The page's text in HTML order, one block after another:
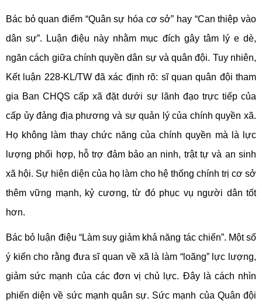
Bác bỏ quan điểm “Quân sự hóa cơ sở” hay “Can thiệp vào
dân sự”. Luận điệu này nhằm mục đích gây tâm lý e dè,
ngăn cách giữa chính quyền dân sự và quân đội. Tuy nhiên,
Kết luận 228-KL/TW đã xác định rõ: sĩ quan quân đội tham
gia Ban CHQS cấp xã đặt dưới sự lãnh đạo trực tiếp của
cấp ủy đảng địa phương và sự quản lý của chính quyền xã.
Họ không làm thay chức năng của chính quyền mà là lực
lượng phối hợp, hỗ trợ đảm bảo an ninh, trật tự và an sinh
xã hội. Sự hiện diện của họ làm cho hệ thống chính trị cơ sở
thêm vững mạnh, kỷ cương, từ đó phục vụ người dân tốt
hơn.
Bác bỏ luận điệu “Làm suy giảm khả năng tác chiến”. Một số
ý kiến cho rằng đưa sĩ quan về xã là làm “loãng” lực lượng,
giảm sức mạnh của các đơn vị chủ lực. Đây là cách nhìn
phiến diện về sức mạnh quân sự. Sức mạnh của Quân đội